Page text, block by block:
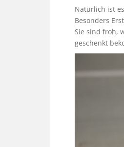
Natürlich ist
Besonders
Sie sind froh,
geschenkt